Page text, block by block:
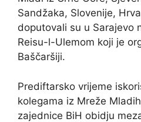
Sandžaka, Slovenije,
doputovali su u Sarajevo
Reisu-l-Ulemom koji je
Baščaršiji.
Prediftarsko vrijeme
kolegama iz Mreže
zajednice BiH obidju